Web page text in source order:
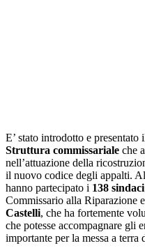
E’ stato introdotto e
Struttura commissariale che
nell’attuazione della
il nuovo codice degli appalti.
hanno partecipato i 138
Commissario alla Riparazione
Castelli, che ha fortemente
che potesse accompagnare gli
importante per la messa a terra